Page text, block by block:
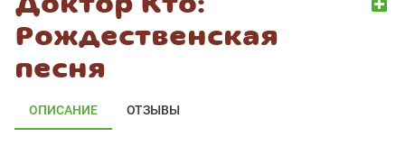
Рождественская
песня
ОПИСАНИЕ ОТЗЫВЫ